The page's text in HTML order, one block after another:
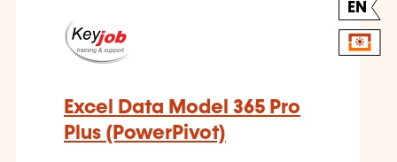
EN
Excel Data Model 365 Pro
Plus (PowerPivot)